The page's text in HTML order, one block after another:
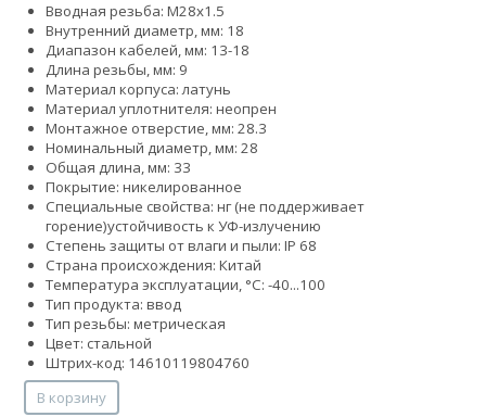
Вводная резьба: M28x1.5
Внутренний диаметр, мм: 18
Диапазон кабелей, мм: 13-18
Длина резьбы, мм: 9
Материал корпуса: латунь
Материал уплотнителя: неопрен
Монтажное отверстие, мм: 28.3
Номинальный диаметр, мм: 28
Общая длина, мм: 33
Покрытие: никелированное
Специальные свойства: нг (не поддерживает
горение)устойчивость к УФ-излучению
Степень защиты от влаги и пыли: IP 68
Страна происхождения: Китай
Температура эксплуатации, °С: -40...100
Тип продукта: ввод
Тип резьбы: метрическая
Цвет: стальной
Штрих-код: 14610119804760
В корзину